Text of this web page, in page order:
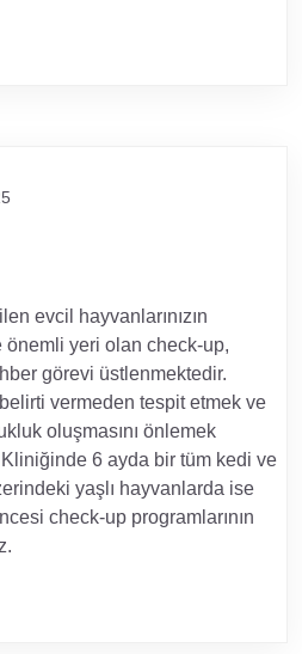
evcil hayvanlarınızın
önemli yeri olan check-up,
görevi üstlenmektedir.
vermeden tespit etmek ve
oluşmasını önlemek
6 ayda bir tüm kedi ve
yaşlı hayvanlarda ise
check-up programlarının